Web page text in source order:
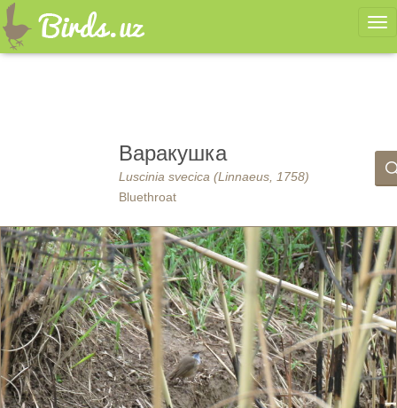
Варакушка
Luscinia svecica (Linnaeus, 1758)
Bluethroat